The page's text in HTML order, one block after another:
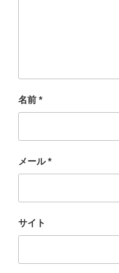
名前 *
メール*
サイト